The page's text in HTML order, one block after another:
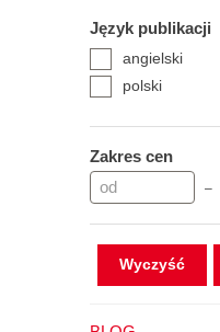
Język publikacji
angielski
polski
Zakres cen
–
Wyczyść